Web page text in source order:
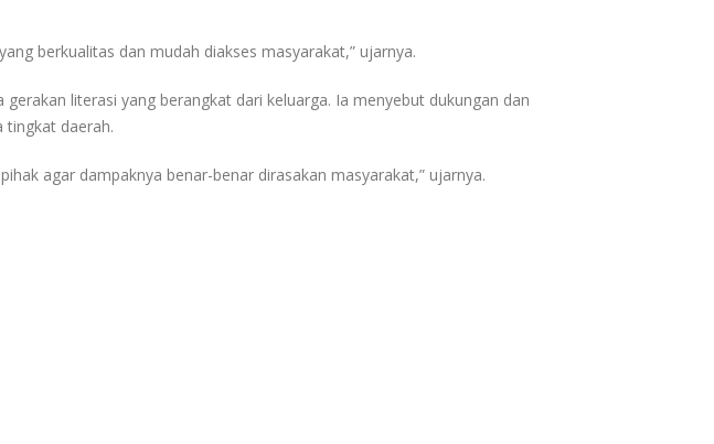
berkualitas dan mudah diakses masyarakat,” ujarnya.
literasi yang berangkat dari keluarga. Ia menyebut dukungan dan
tingkat daerah.
agar dampaknya benar-benar dirasakan masyarakat,” ujarnya.